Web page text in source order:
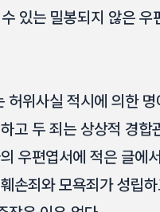
있는 밀봉되지 않은
허위사실 적시에 의한
고 두 죄는 상상적 경합
우편엽서에 적은 글에
손죄와 모욕죄가 성립